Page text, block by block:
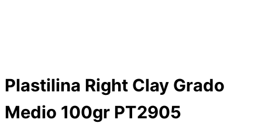
Plastilina Right Clay Grado
Medio 100gr PT2905